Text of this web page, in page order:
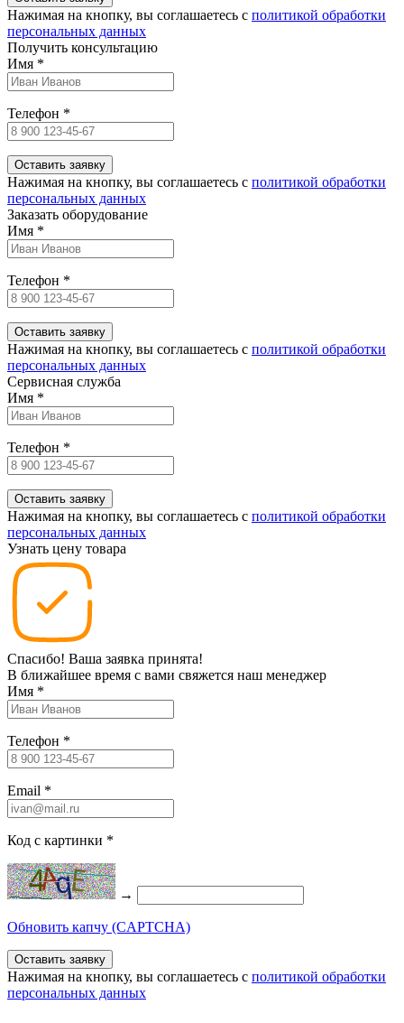
Нажимая на кнопку, вы соглашаетесь c политикой обработки
персональных данных
Получить консультацию
Имя *
Телефон *
Нажимая на кнопку, вы соглашаетесь c политикой обработки
персональных данных
Заказать оборудование
Имя *
Телефон *
Нажимая на кнопку, вы соглашаетесь c политикой обработки
персональных данных
Сервисная служба
Имя *
Телефон *
Нажимая на кнопку, вы соглашаетесь c политикой обработки
персональных данных
Узнать цену товара
Спасибо! Ваша заявка принята!
В ближайшее время с вами свяжется наш менеджер
Имя *
Телефон *
Email *
Код с картинки *
→
Обновить капчу (CAPTCHA)
Нажимая на кнопку, вы соглашаетесь c политикой обработки
персональных данных